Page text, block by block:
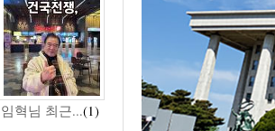
임혁님 최근...(1)